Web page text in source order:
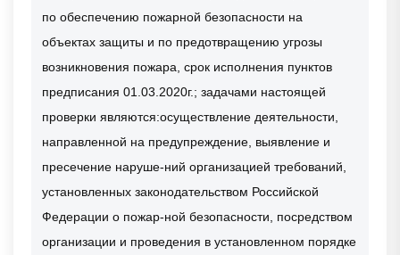
по обеспечению пожарной безопасности на
объектах защиты и по предотвращению угрозы
возникновения пожара, срок исполнения пунктов
предписания 01.03.2020г.; задачами настоящей
проверки являются:осуществление деятельности,
направленной на предупреждение, выявление и
пресечение наруше-ний организацией требований,
установленных законодательством Российской
Федерации о пожар-ной безопасности, посредством
организации и проведения в установленном порядке